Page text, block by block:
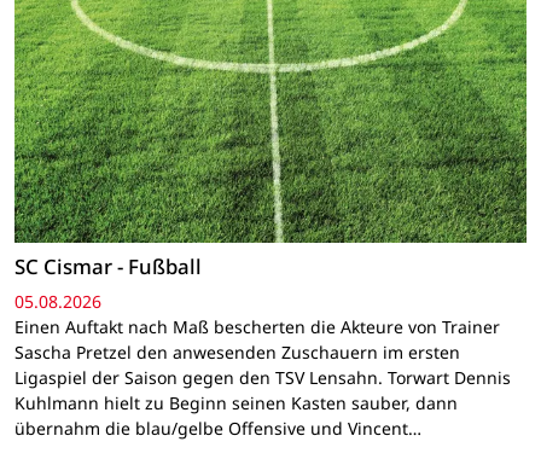
SC Cismar - Fußball
05.08.2026
Einen Auftakt nach Maß bescherten die Akteure von Trainer
Sascha Pretzel den anwesenden Zuschauern im ersten
Ligaspiel der Saison gegen den TSV Lensahn. Torwart Dennis
Kuhlmann hielt zu Beginn seinen Kasten sauber, dann
übernahm die blau/gelbe Offensive und Vincent…